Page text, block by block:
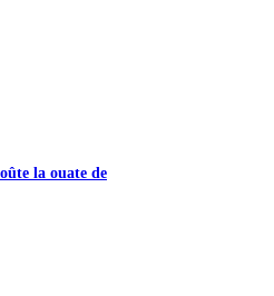
la ouate de